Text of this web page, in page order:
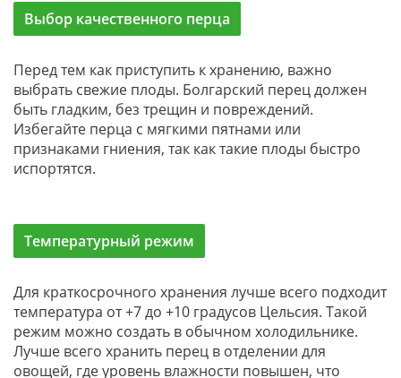
Выбор качественного перца
Перед тем как приступить к хранению, важно
выбрать свежие плоды. Болгарский перец должен
быть гладким, без трещин и повреждений.
Избегайте перца с мягкими пятнами или
признаками гниения, так как такие плоды быстро
испортятся.
Температурный режим
Для краткосрочного хранения лучше всего подходит
температура от +7 до +10 градусов Цельсия. Такой
режим можно создать в обычном холодильнике.
Лучше всего хранить перец в отделении для
овощей, где уровень влажности повышен, что